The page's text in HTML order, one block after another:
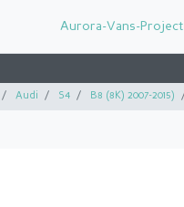
Aurora-Vans-Project
Audi S4 B8 (8K) 2007-2015)